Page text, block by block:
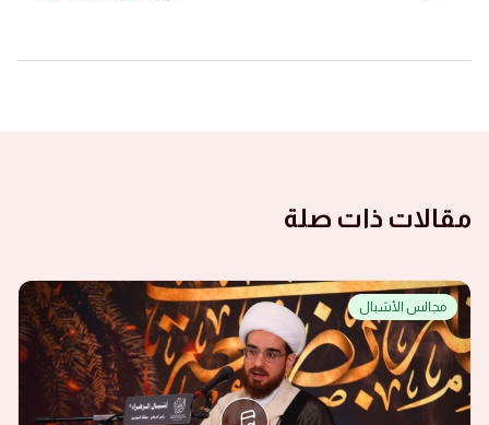
مقالات ذات صلة
مجالس الأشبال